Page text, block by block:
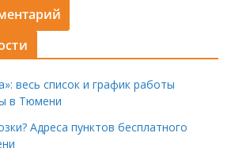
весь список и график работы
в Тюмени
Адреса пунктов бесплатного